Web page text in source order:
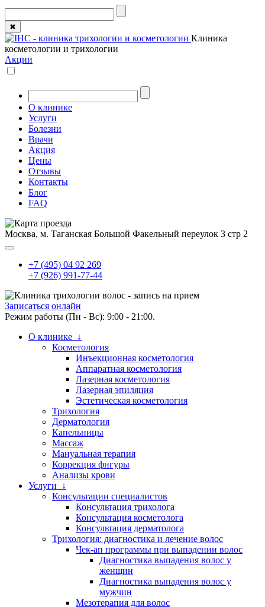
✖
Клиника
косметологии и трихологии
Акции
О клинике
Услуги
Болезни
Врачи
Акция
Цены
Отзывы
Контакты
Блог
FAQ
Москва, м. Таганская Большой Факельный переулок 3 стр 2
+7 (495) 04 92 269
+7 (926) 991-77-44
Записаться онлайн
Режим работы (Пн - Вс): 9:00 - 21:00.
О клинике ↓
Косметология
Инъекционная косметология
Аппаратная косметология
Лазерная косметология
Лазерная эпиляция
Эстетическая косметология
Трихология
Дерматология
Капельницы
Массаж
Мануальная терапия
Коррекция фигуры
Анализы крови
Услуги ↓
Консультации специалистов
Консультация трихолога
Консультация косметолога
Консультация дерматолога
Трихология: диагностика и лечение волос
Чек-ап программы при выпадении волос
Диагностика выпадения волос у
женщин
Диагностика выпадения волос у
мужчин
Мезотерапия для волос